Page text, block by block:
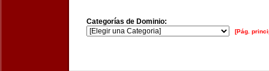
Categorías de Dominio:
[Pág.